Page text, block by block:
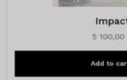
5 100,00
Add to